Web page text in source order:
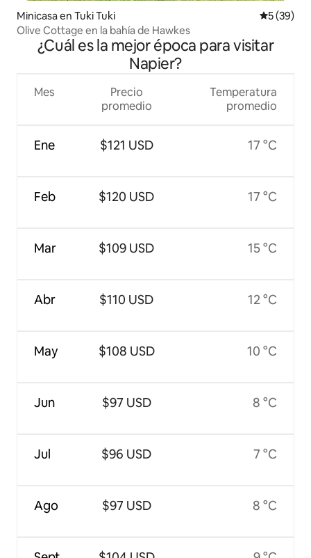
Minicasa en Tuki Tuki
5 (39)
Olive Cottage en la bahía de Hawkes
¿Cuál es la mejor época para visitar
Napier?
Mes
Ene
Feb
Mar
Abr
May
Jun
Jul
Ago
Precio
promedio
$121 USD
$120 USD
$109 USD
$110 USD
$108 USD
$97 USD
$96 USD
$97 USD
Temperatura
promedio
17 °C
17 °C
15 °C
12 °C
10 °C
8 °C
7 °C
8 °C